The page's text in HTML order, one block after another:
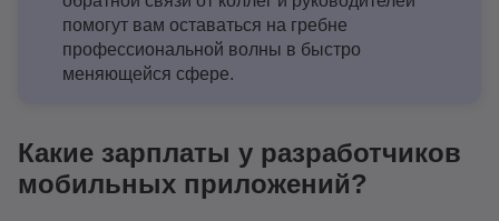
помогут вам оставаться на гребне
профессиональной волны в быстро
меняющейся сфере.
Какие зарплаты у разработчиков
мобильных приложений?